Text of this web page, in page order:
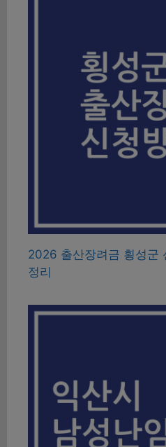
2026 출산장려금 횡성군
정리